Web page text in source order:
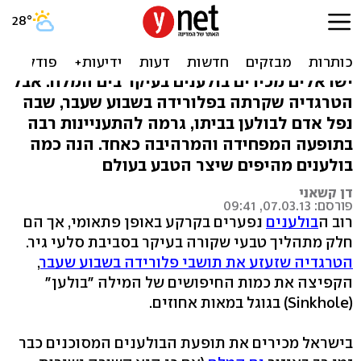
בולענים מסביב לעולם: ממש
חור המקום הזה
ישראלים מכירים בולענים בעיקר בים המלח. אבל
הטרגדיה שקרתה בפלורידה בשבוע שעבר, שבה
נפל אדם לבולען בביתו, גרמה להתעניינות רבה
בתופעה המפחידה והמרהיבה כאחד. הנה כמה
בולענים מהיפים שיצר הטבע בעולם
דן קשאני
פורסם: 07.03.13, 09:41
רוב הבולענים נפערים בקרקע באופן פתאומי, אך הם
חלק מתהליך טבעי שקורה בעיקר בסביבת סלעי גיר.
הטרגדיה שזעזע את תושבי פלורידה בשבוע שעבר,
הקפיצה את כמות החיפושים של המילה "בולען"
(Sinkhole) בגוגל במאות אחוזים.
בישראל מכירים את תופעת הבולענים המסוכנים כבר